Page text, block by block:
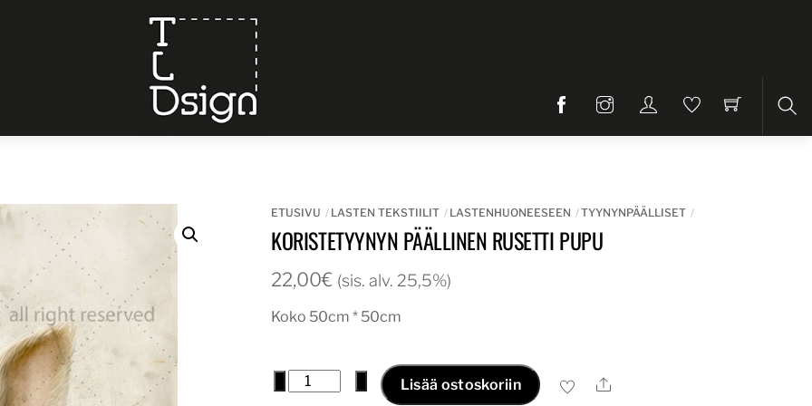
ETUSIVU LASTEN TEKSTIILIT LASTENHUONEESEEN TYYNYNPÄÄLLISET
KORISTETYYNYN PÄÄLLINEN RUSETTI PUPU
22,00€ (sis. alv. 25,5%)
Koko 50cm * 50cm
Koristetyynyn
Lisää ostoskoriin Ale